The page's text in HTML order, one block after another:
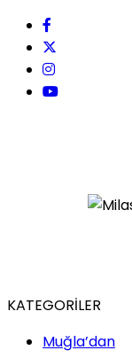
KATEGORİLER
Muğla’dan